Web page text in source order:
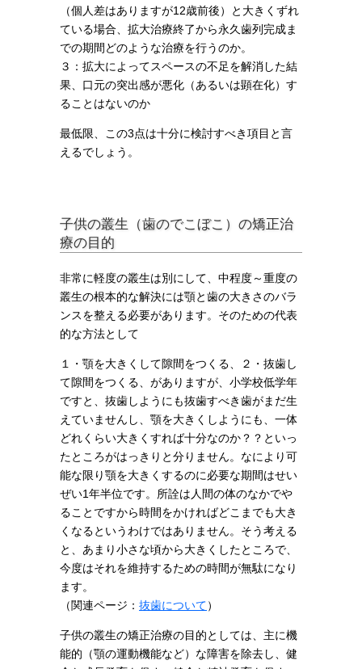
（個人差はありますが12歳前後）と大きくずれ
ている場合、拡大治療終了から永久歯列完成ま
での期間どのような治療を行うのか。
３：拡大によってスペースの不足を解消した結
果、口元の突出感が悪化（あるいは顕在化）す
ることはないのか
最低限、この3点は十分に検討すべき項目と言
えるでしょう。
子供の叢生（歯のでこぼこ）の矯正治
療の目的
非常に軽度の叢生は別にして、中程度～重度の
叢生の根本的な解決には顎と歯の大きさのバラ
ンスを整える必要があります。そのための代表
的な方法として
１・顎を大きくして隙間をつくる、２・抜歯し
て隙間をつくる、がありますが、小学校低学年
ですと、抜歯しようにも抜歯すべき歯がまだ生
えていませんし、顎を大きくしようにも、一体
どれくらい大きくすれば十分なのか？？といっ
たところがはっきりと分りません。なにより可
能な限り顎を大きくするのに必要な期間はせい
ぜい1年半位です。所詮は人間の体のなかでや
ることですから時間をかければどこまでも大き
くなるというわけではありません。そう考える
と、あまり小さな頃から大きくしたところで、
今度はそれを維持するための時間が無駄になり
ます。
（関連ページ： 抜歯について）
子供の叢生の矯正治療の目的としては、主に機
能的（顎の運動機能など）な障害を除去し、健